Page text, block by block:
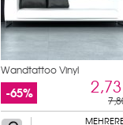
Wandtattoo Vinyl
-65%